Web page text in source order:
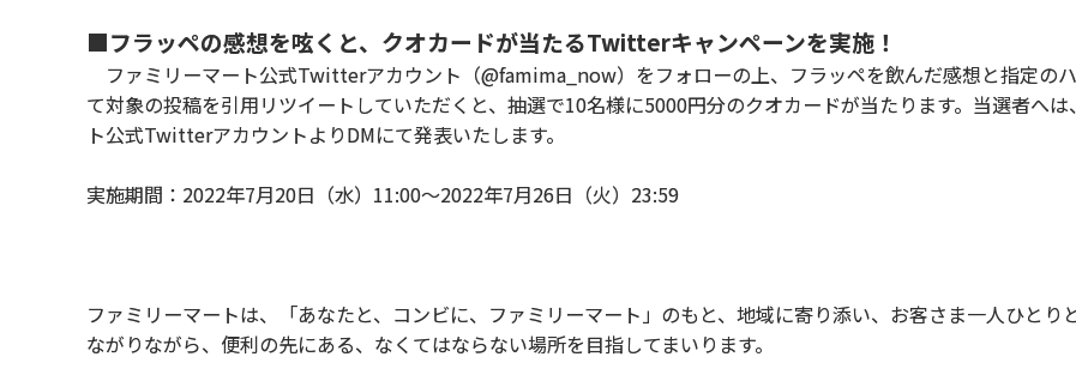
■フラッペの感想を呟くと、クオカードが当たるTwitterキャンペーンを実施！
ファミリーマート公式Twitterアカウント（@famima_now）をフォローの上、フラッペを飲んだ感想と指定の
て対象の投稿を引用リツイートしていただくと、抽選で10名様に5000円分のクオカードが当たります。当選者へ
ト公式TwitterアカウントよりDMにて発表いたします。
実施期間：2022年7月20日（水）11:00～2022年7月26日（火）23:59
ファミリーマートは、「あなたと、コンビに、ファミリーマート」のもと、地域に寄り添い、お客さま一人ひとり
ながりながら、便利の先にある、なくてはならない場所を目指してまいります。